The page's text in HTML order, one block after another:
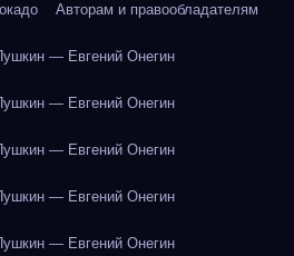
Авторам и правообладателям
— Евгений Онегин
— Евгений Онегин
— Евгений Онегин
— Евгений Онегин
— Евгений Онегин